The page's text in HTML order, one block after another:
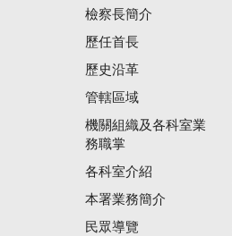
檢察長簡介
歷任首長
歷史沿革
管轄區域
機關組織及各科室業
務職掌
各科室介紹
本署業務簡介
民眾導覽